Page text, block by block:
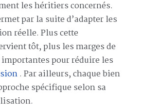
les héritiers concernés.
par la suite d’adapter les
réelle. Plus cette
tôt, plus les marges de
pour réduire les
. Par ailleurs, chaque bien
spécifique selon sa